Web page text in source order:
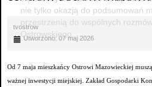
nie tylko okazją do podsumowań
przestrzenią do wspólnych
Ostrowskiego.
tvostrow
Utworzono: 07 maj 2026
Od 7 maja mieszkańcy Ostrowi Mazowieckiej
ważnej inwestycji miejskiej. Zakład Gospodarki